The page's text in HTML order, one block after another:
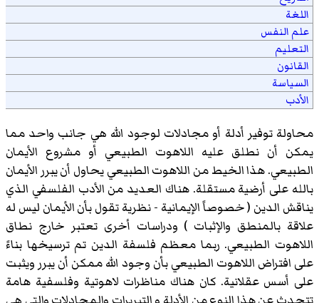
اللغة
علم النفس
التعليم
القانون
السياسة
الأدب
محاولة توفير أدلة أو مجادلات لوجود الله هي جانب واحد مما
يمكن أن نطلق عليه اللاهوت الطبيعي أو مشروع الأيمان
الطبيعي. هذا الخيط من اللاهوت الطبيعي يحاول أن يبرر الأيمان
بالله على أرضية مستقلة. هناك العديد من الأدب الفلسفي الذي
يناقش الدين ( خصوصاً الإيمانية - نظرية تقول بأن الأيمان ليس له
علاقة بالمنطق والإثبات ) ودراسات أخرى تعتبر خارج نطاق
اللاهوت الطبيعي. ربما معظم فلسفة الدين تم ترسيخها بناءً
على افتراض اللاهوت الطبيعي بأن وجود الله ممكن أن يبرر ويثبت
على أسس عقلانية. كان هناك مناظرات لاهوتية وفلسفية هامة